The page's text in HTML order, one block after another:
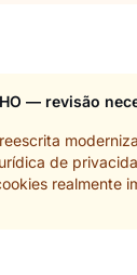
— revisão
de
realmente